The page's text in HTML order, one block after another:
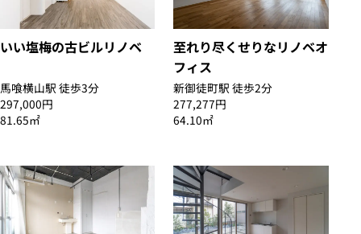
いい塩梅の古ビルリノベ
馬喰横山駅 徒歩3分
297,000円
81.65㎡
至れり尽くせりなリノベオ
フィス
新御徒町駅 徒歩2分
277,277円
64.10㎡